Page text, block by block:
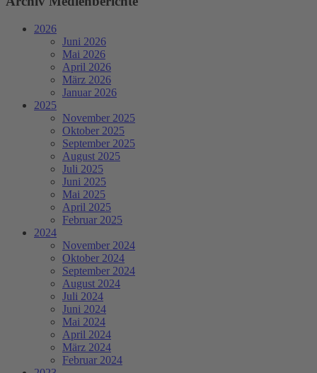
2026
Juni 2026
Mai 2026
April 2026
März 2026
Januar 2026
2025
November 2025
Oktober 2025
September 2025
August 2025
Juli 2025
Juni 2025
Mai 2025
April 2025
Februar 2025
2024
November 2024
Oktober 2024
September 2024
August 2024
Juli 2024
Juni 2024
Mai 2024
April 2024
März 2024
Februar 2024